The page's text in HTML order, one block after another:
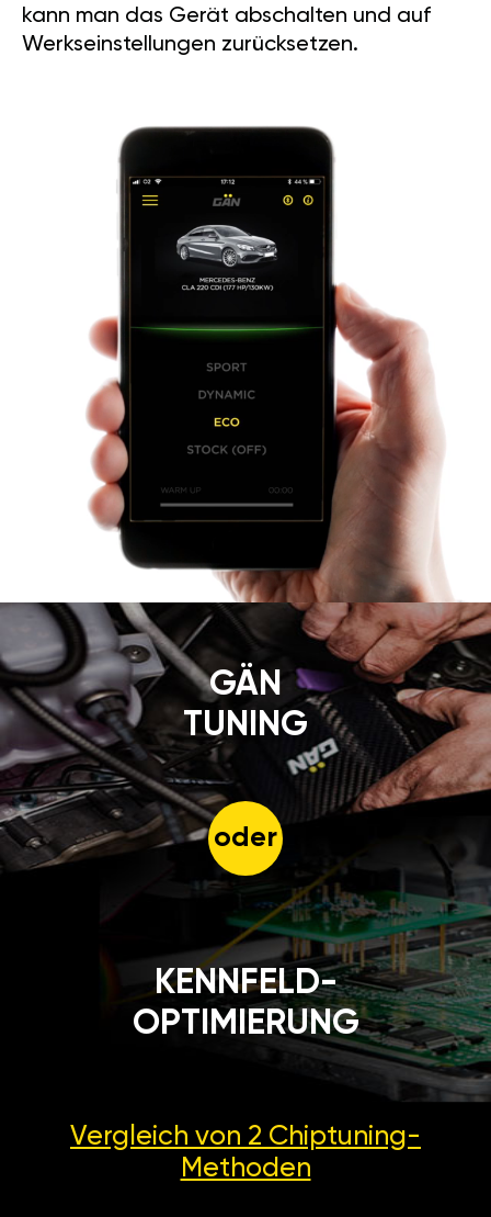
kann man das Gerät abschalten und auf
Werkseinstellungen zurücksetzen.
GÄN
TUNING
oder
KENNFELD-
OPTIMIERUNG
Vergleich von 2 Chiptuning-
Methoden